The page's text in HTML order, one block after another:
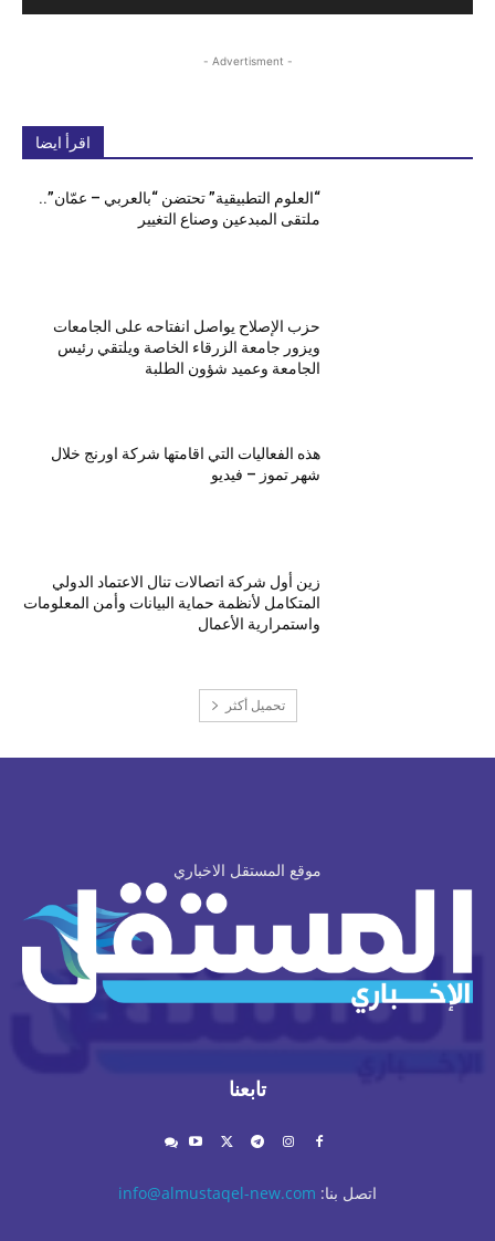
- Advertisment -
اقرأ ايضا
“العلوم التطبيقية” تحتضن “بالعربي – عمّان”..
ملتقى المبدعين وصناع التغيير
حزب الإصلاح يواصل انفتاحه على الجامعات
ويزور جامعة الزرقاء الخاصة ويلتقي رئيس
الجامعة وعميد شؤون الطلبة
هذه الفعاليات التي اقامتها شركة اورنج خلال
شهر تموز – فيديو
زين أول شركة اتصالات تنال الاعتماد الدولي
المتكامل لأنظمة حماية البيانات وأمن المعلومات
واستمرارية الأعمال
تحميل أكثر
موقع المستقل الاخباري
تابعنا
اتصل بنا: info@almustaqel-new.com